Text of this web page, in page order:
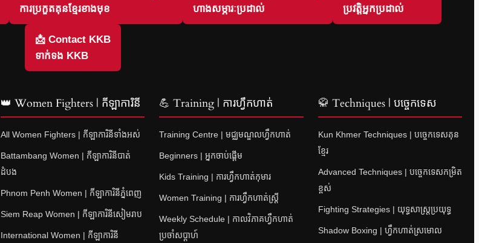
ការប្រកួតគុនខ្មែរខាងមុខ
ហាងសម្ភារៈប្រដាល់
ប្រវត្តិអ្នកប្រដាល់
📩 Contact KKB
ទាក់ទង KKB
👑 Women Fighters | កីឡាការិនី
All Women Fighters | កីឡាការិនីទាំងអស់
Battambang Women | កីឡាការិនីបាត់
ដំបង
Phnom Penh Women | កីឡាការិនីភ្នំពេញ
Siem Reap Women | កីឡាការិនីសៀមរាប
International Women | កីឡាការិនី
💪 Training | ការហ្វឹកហាត់
Training Centre | មជ្ឈមណ្ឌលហ្វឹកហាត់
Beginners | អ្នកចាប់ផ្តើម
Kids Training | ការហ្វឹកហាត់កុមារ
Women Training | ការហ្វឹកហាត់ស្ត្រី
Weekly Schedule | កាលវិភាគហ្វឹកហាត់
ប្រចាំសប្តាហ៍
🥋 Techniques | បច្ចេកទេស
Kun Khmer Techniques | បច្ចេកទេសគុន
ខ្មែរ
Advanced Techniques | បច្ចេកទេសកម្រិត
ខ្ពស់
Fighting Strategies | យុទ្ធសាស្ត្រប្រយុទ្ធ
Shadow Boxing | ហ្វឹកហាត់ស្រមោល